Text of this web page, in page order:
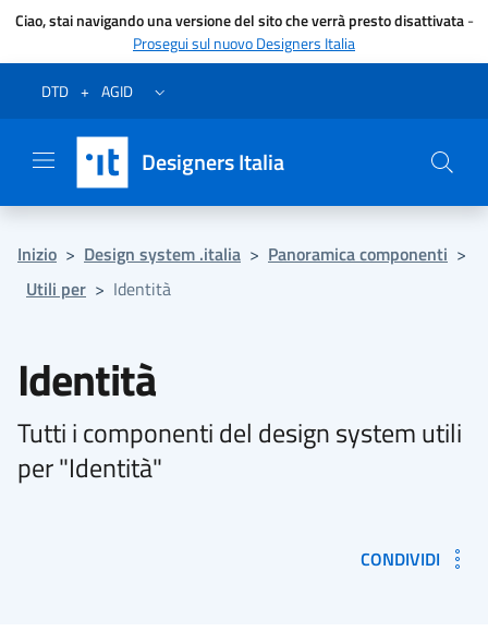
Ciao, stai navigando una versione del sito che verrà presto disattivata-
Prosegui sul nuovo Designers Italia
Vai al menu
Vai al contenuto
Questa pagina è stata utile?
Vai al piede
Dichiarazione di accessibilità (link esterno su sito AgID)
DTD + AGID Apri/chiudi menu secondario
Designers Italia
Inizio > Design system .italia > Panoramica componenti >
Utili per > Identità
Identità
Tutti i componenti del design system utili
per "Identità"
CONDIVIDI